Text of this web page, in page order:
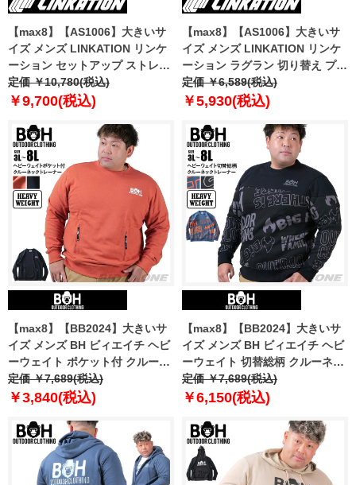
【max8】【AS1006】大きいサ
イズ メンズ LINKATION リンケ
ーション セットアップ ストレッ
チ ダンボール フルジップ パーカ
ー アスレジャー スポーツウェア
定価 ￥10,780(税込)
￥9,700(税込)
【max8】【AS1006】大きいサ
イズ メンズ LINKATION リンケ
ーション ラグラン 切り替え プル
オーバー パーカー アスレジャー
スポーツウェア lk-sw230407
定価 ￥6,589(税込)
￥5,930(税込)
【max8】【BB2024】大きいサ
イズ メンズ BH ビィエイチ ヘビ
ーウェイト ポケット付 クルーネ
ック トレーナー bh-sw240402
定価 ￥7,689(税込)
￥3,840(税込)
【max8】【BB2024】大きいサ
イズ メンズ BH ビィエイチ ヘビ
ーウェイト 切替総柄 クルーネッ
ク トレーナー bh-sw240403
定価 ￥7,689(税込)
￥6,150(税込)